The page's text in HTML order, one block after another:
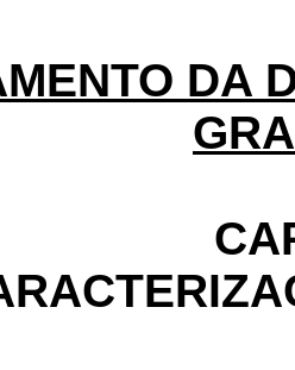
DA